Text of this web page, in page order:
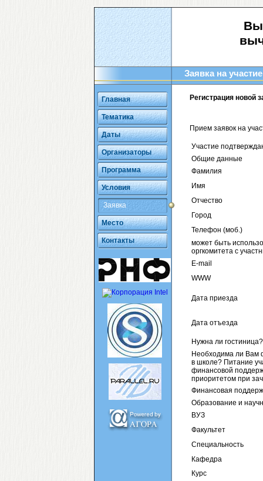
Главная
Тематика
Даты
Организаторы
Программа
Условия
Заявка
Место
Контакты
Заявка на участие
Регистрация новой
Прием заявок на
Участие
Общие данные
Фамилия
Имя
Отчество
Город
Телефон (моб.)
может быть
оргкомитета с
E-mail
WWW
Дата приезда
Дата отъезда
Нужна ли гостиница?
Необходима ли Вам
в школе? Питание
финансовой
приоритетом при
Финансовая
Образование и
ВУЗ
Факультет
Специальность
Кафедра
Курс